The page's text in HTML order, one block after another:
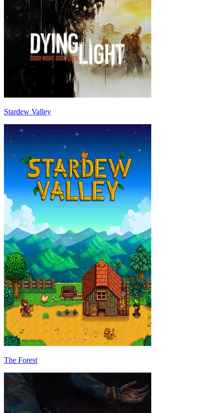
Stardew Valley
The Forest